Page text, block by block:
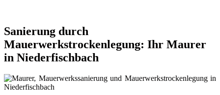
Sanierung durch
Mauerwerkstrockenlegung: Ihr Maurer
in Niederfischbach